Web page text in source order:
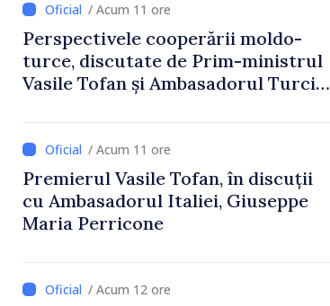
/ Acum 11 ore
Perspectivele cooperării moldo-
turce, discutate de Prim-ministrul
Vasile Tofan și Ambasadorul Turciei,
/ Acum 11 ore
Premierul Vasile Tofan, în discuții
cu Ambasadorul Italiei, Giuseppe
Maria Perricone
/ Acum 12 ore